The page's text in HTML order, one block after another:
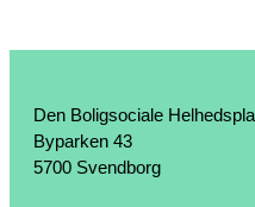
Den Boligsociale
Byparken 43
5700 Svendborg